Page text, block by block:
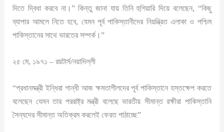
দিতে দ্বিধা করবে না।” কিন্তু জানা যায় তিনি হুশিয়ারি দিয়ে বলেছেন, “কিছু
ব্যাপার আমলে নিতে হবে, যেমন পূর্ব পাকিস্তানীদের নিয়ন্ত্রিত এলাকা ও পশ্চিম
পাকিস্তানের সাথে ভারতের সম্পর্ক।”
২৫ মে, ১৯৭১ – রয়টার্স/নয়াদিল্লী
“প্রধানমন্ত্রী ইন্ধিরা গান্ধী আজ ক্ষমতাশীলদের পূর্ব পাকিস্তানে হস্তক্ষেপ করতে
বলেছেন যেমন তার পররাষ্ট্র মন্ত্রী বলেছে ভারতীয় সীমান্ত রক্ষীরা পাকিস্তানি
সৈন্যদের সীমান্ত অতিক্রম করলেই ফেরত পাঠাচ্ছে”